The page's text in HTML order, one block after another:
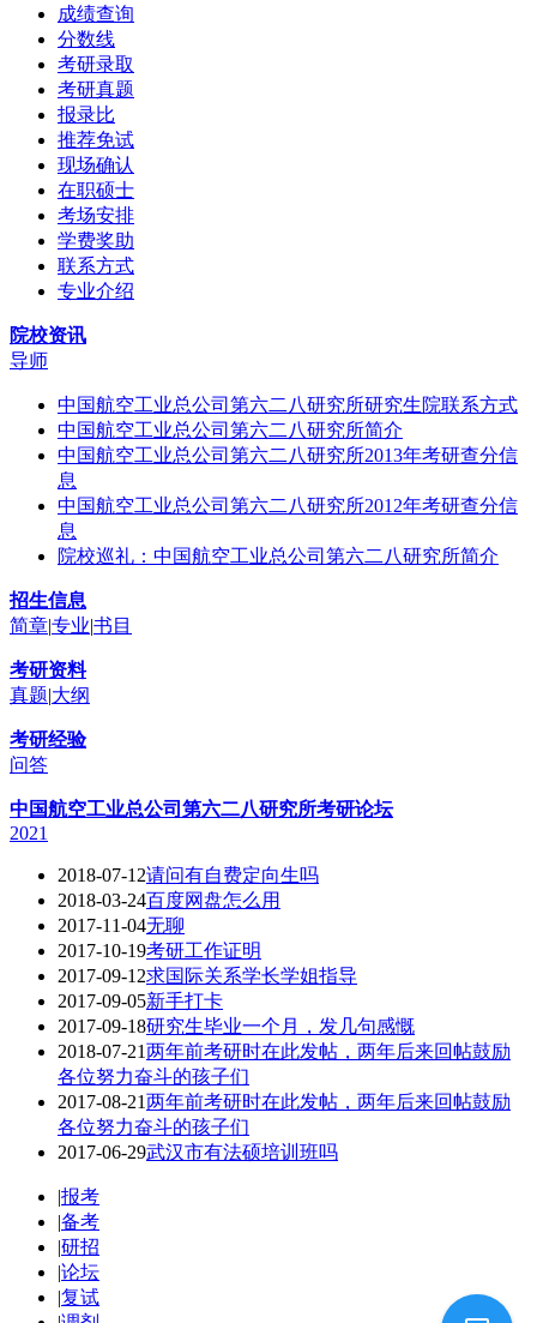
成绩查询
分数线
考研录取
考研真题
报录比
推荐免试
现场确认
在职硕士
考场安排
学费奖助
联系方式
专业介绍
院校资讯
导师
中国航空工业总公司第六二八研究所研究生院联系方式
中国航空工业总公司第六二八研究所简介
中国航空工业总公司第六二八研究所2013年考研查分信
息
中国航空工业总公司第六二八研究所2012年考研查分信
息
院校巡礼：中国航空工业总公司第六二八研究所简介
招生信息
简章|专业|书目
考研资料
真题|大纲
考研经验
问答
中国航空工业总公司第六二八研究所考研论坛
2021
2018-07-12请问有自费定向生吗
2018-03-24百度网盘怎么用
2017-11-04无聊
2017-10-19考研工作证明
2017-09-12求国际关系学长学姐指导
2017-09-05新手打卡
2017-09-18研究生毕业一个月，发几句感慨
2018-07-21两年前考研时在此发帖，两年后来回帖鼓励
各位努力奋斗的孩子们
2017-08-21两年前考研时在此发帖，两年后来回帖鼓励
各位努力奋斗的孩子们
2017-06-29武汉市有法硕培训班吗
|报考
|备考
|研招
|论坛
|复试